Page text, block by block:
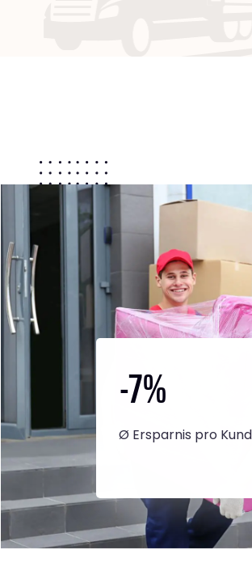
-7%
Ø Ersparnis pro